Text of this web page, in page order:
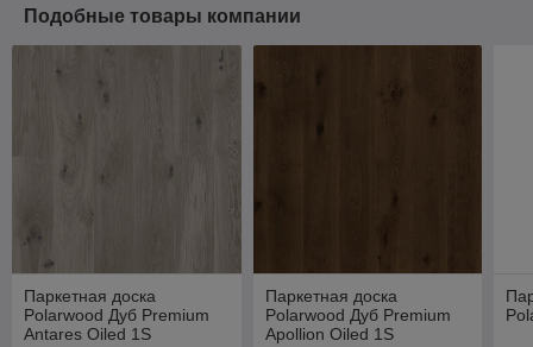
Подобные товары компании
Паркетная доска
Polarwood Дуб Premium
Antares Oiled 1S
Паркетная доска
Polarwood Дуб Premium
Apollion Oiled 1S